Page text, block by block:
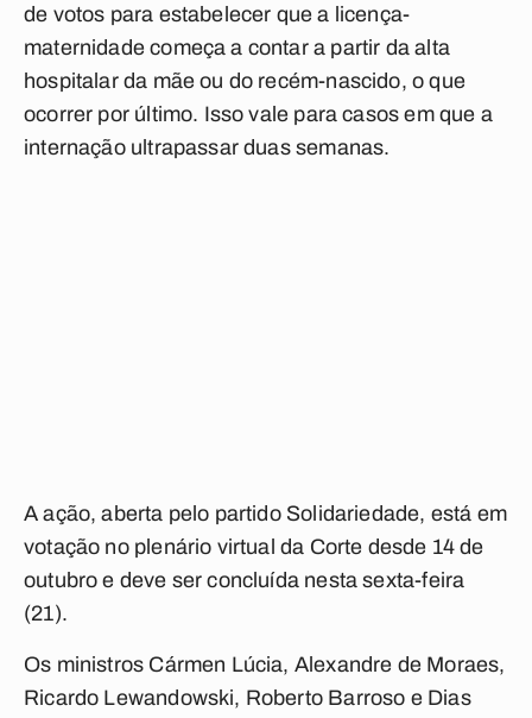
de votos para estabelecer que a licença-
maternidade começa a contar a partir da alta
hospitalar da mãe ou do recém-nascido, o que
ocorrer por último. Isso vale para casos em que a
internação ultrapassar duas semanas.
A ação, aberta pelo partido Solidariedade, está em
votação no plenário virtual da Corte desde 14 de
outubro e deve ser concluída nesta sexta-feira
(21).
Os ministros Cármen Lúcia, Alexandre de Moraes,
Ricardo Lewandowski, Roberto Barroso e Dias